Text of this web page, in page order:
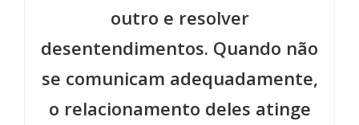
outro e resolver
desentendimentos. Quando não
se comunicam adequadamente,
o relacionamento deles atinge